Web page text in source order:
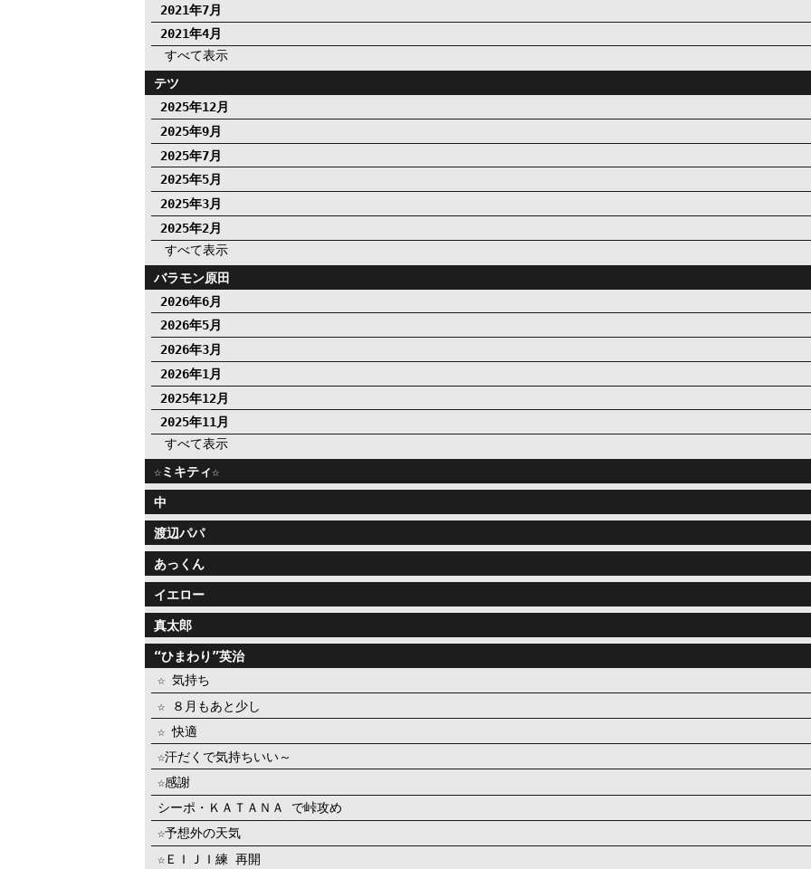
2021年7月
2021年4月
すべて表示
テツ
2025年12月
2025年9月
2025年7月
2025年5月
2025年3月
2025年2月
すべて表示
バラモン原田
2026年6月
2026年5月
2026年3月
2026年1月
2025年12月
2025年11月
すべて表示
☆ミキティ☆
中
渡辺パパ
あっくん
イエロー
真太郎
“ひまわり”英治
☆ 気持ち
☆ ８月もあと少し
☆ 快適
☆汗だくで気持ちいい～
☆感謝
シーポ・ＫＡＴＡＮＡ で峠攻め
☆予想外の天気
☆ＥＩＪＩ練 再開